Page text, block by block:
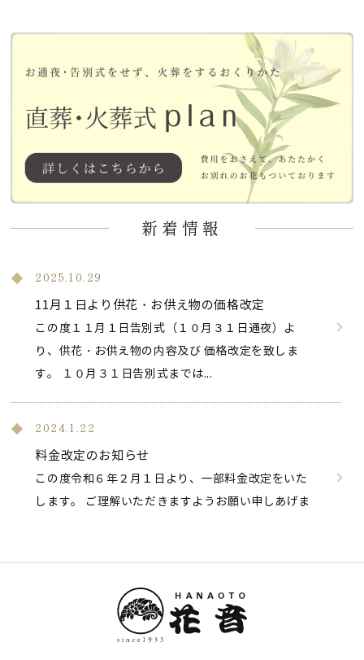
新着情報
2025.10.29
11月１日より供花・お供え物の価格改定
この度１１月１日告別式（１０月３１日通夜）よ
り、供花・お供え物の内容及び 価格改定を致しま
す。 １０月３１日告別式までは...
2024.1.22
料金改定のお知らせ
この度令和６年２月１日より、一部料金改定をいた
します。 ご理解いただきますようお願い申しあげま
ホームページにアクセスできない件
昨日からホームページのサーバに問題があり、アク